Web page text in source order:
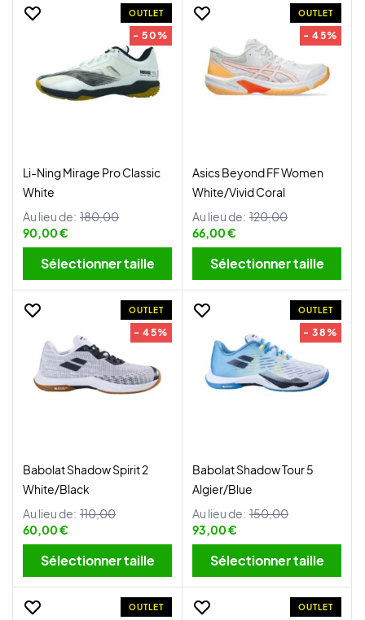
OUTLET
- 50%
Li-Ning Mirage Pro Classic
White
Au lieu de: 180,00
90,00 €
Sélectionner taille
OUTLET
- 45%
Asics Beyond FF Women
White/Vivid Coral
Au lieu de: 120,00
66,00 €
Sélectionner taille
OUTLET
- 45%
Babolat Shadow Spirit 2
White/Black
Au lieu de: 110,00
60,00 €
Sélectionner taille
OUTLET
- 38%
Babolat Shadow Tour 5
Algier/Blue
Au lieu de: 150,00
93,00 €
Sélectionner taille
OUTLET OUTLET